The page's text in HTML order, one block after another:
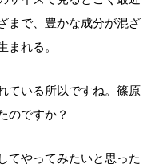
まで、豊かな成分が混ざ
まれる。
ている所以ですね。篠原
のですか？
てやってみたいと思った